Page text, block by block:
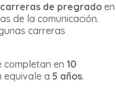
de pregrado en
de la comunicación.
carreras
completan en 10
equivale a 5 años.